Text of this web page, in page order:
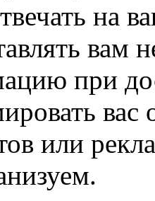
на
вам
при
вас
или